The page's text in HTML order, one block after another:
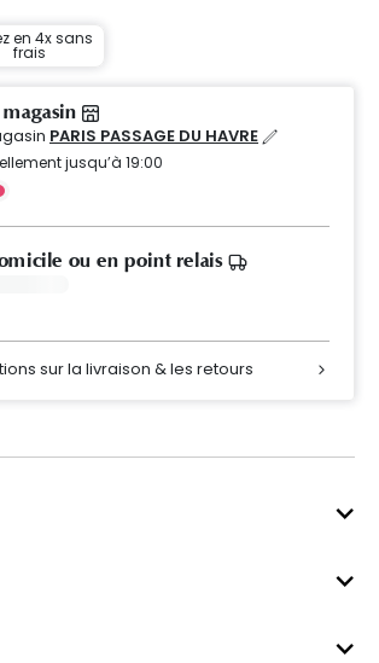
en 4x sans
frais
magasin
PARIS PASSAGE DU HAVRE
jusqu’à 19:00
ou en point relais
sur la livraison & les retours